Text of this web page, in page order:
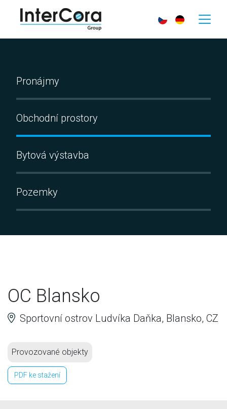
Pronájmy
Obchodní prostory
Bytová výstavba
Pozemky
OC Blansko
Sportovní ostrov Ludvíka Daňka, Blansko, CZ
Provozované objekty
PDF ke stažení